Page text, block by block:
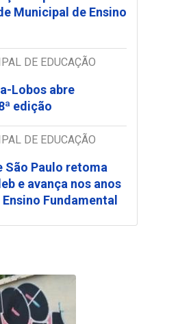
Municipal de Ensino
DE EDUCAÇÃO
Lobos abre
edição
DE EDUCAÇÃO
São Paulo retoma
e avança nos anos
Fundamental